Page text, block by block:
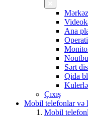
Ana
Sərt
Qida
Çıxış
Mobil telefonlar və
Mobil